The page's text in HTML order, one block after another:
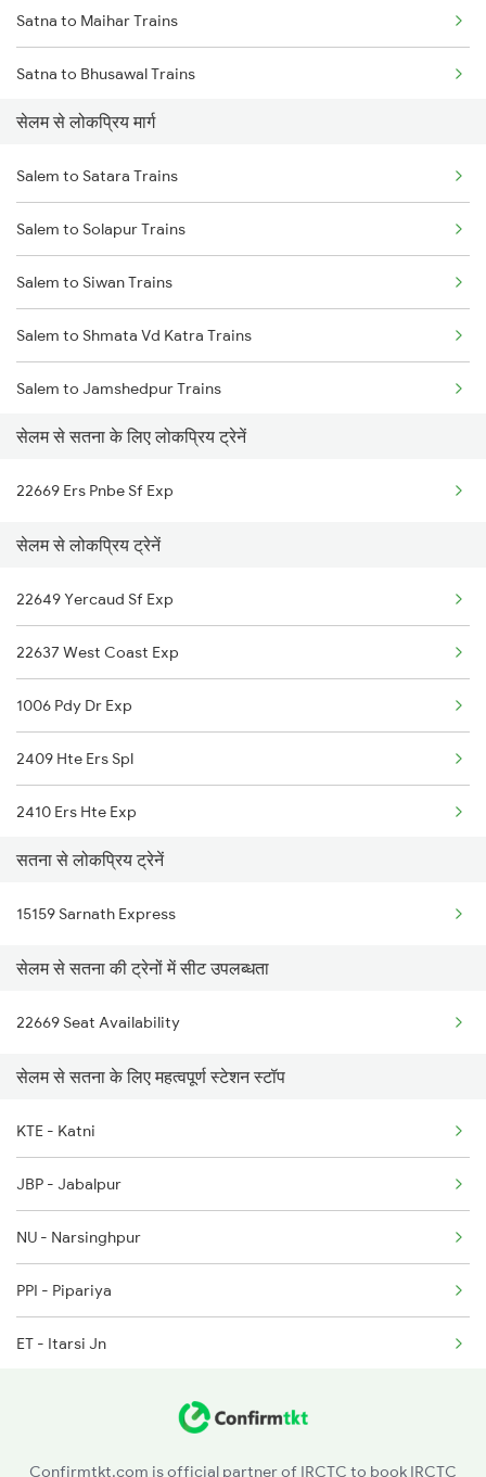
Satna to Maihar Trains
Satna to Bhusawal Trains
Satna to Khandwa Trains
सेलम से लोकप्रिय मार्ग
Salem to Satara Trains
Salem to Solapur Trains
Salem to Siwan Trains
Salem to Shmata Vd Katra Trains
Salem to Jamshedpur Trains
Salem to Tadepalligudem Trains
Salem to Tenali Trains
Salem to Tirunelveli Trains
Salem to Titlagarh Trains
Salem to Tirur Trains
Salem to Thanjavur Trains
Salem to Tumkur Trains
Salem to Thalassery Trains
सेलम से सतना के लिए लोकप्रिय ट्रेनें
22669 Ers Pnbe Sf Exp
सेलम से लोकप्रिय ट्रेनें
22649 Yercaud Sf Exp
22637 West Coast Exp
1006 Pdy Dr Exp
2409 Hte Ers Spl
2410 Ers Hte Exp
2497 Tpj Humsafar Spl
2498 Tpj Sgnr Spl
2507 Tvc Scl Express
2508 Scl Tvc Special
2511 Festival Spl
2512 Kcvl Gkp Spl
2515 Cbe Scl Sf Spl
2516 Scl Cbe Special
2521 Bju Ers Spl
2522 Ers Bju Express
सतना से लोकप्रिय ट्रेनें
15159 Sarnath Express
सेलम से सतना की ट्रेनों में सीट उपलब्धता
22669 Seat Availability
सेलम से सतना के लिए महत्वपूर्ण स्टेशन स्टॉप
KTE - Katni
JBP - Jabalpur
NU - Narsinghpur
PPI - Pipariya
ET - Itarsi Jn
Confirmtkt.com is official partner of IRCTC to book IRCTC